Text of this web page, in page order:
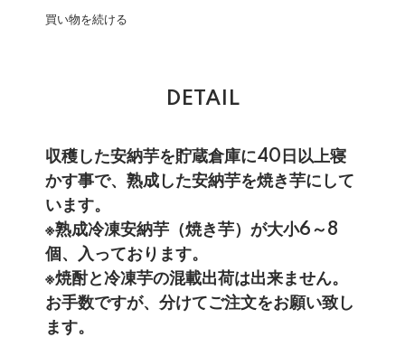
買い物を続ける
DETAIL
収穫した安納芋を貯蔵倉庫に40日以上寝
かす事で、熟成した安納芋を焼き芋にして
います。
※熟成冷凍安納芋（焼き芋）が大小6～8
個、入っております。
※焼酎と冷凍芋の混載出荷は出来ません。
お手数ですが、分けてご注文をお願い致し
ます。